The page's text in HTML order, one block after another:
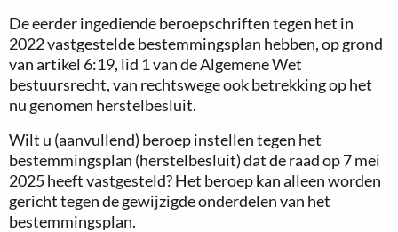
De eerder ingediende beroepschriften tegen het in
2022 vastgestelde bestemmingsplan hebben, op grond
van artikel 6:19, lid 1 van de Algemene Wet
bestuursrecht, van rechtswege ook betrekking op het
nu genomen herstelbesluit.
Wilt u (aanvullend) beroep instellen tegen het
bestemmingsplan (herstelbesluit) dat de raad op 7 mei
2025 heeft vastgesteld? Het beroep kan alleen worden
gericht tegen de gewijzigde onderdelen van het
bestemmingsplan.